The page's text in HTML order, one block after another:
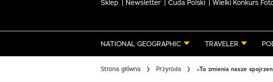
Sklep Newsletter Cuda Polski Wielki Konkurs
NATIONAL GEOGRAPHIC TRAVELER
Strona główna Przyroda „To zmienia nasze